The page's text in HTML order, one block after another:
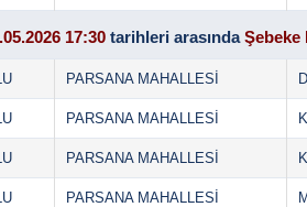
17:30 tarihleri arasındaŞebeke
PARSANA MAHALLESİ
PARSANA MAHALLESİ
PARSANA MAHALLESİ
PARSANA MAHALLESİ